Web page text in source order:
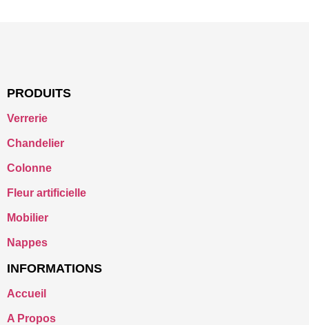
PRODUITS
Verrerie
Chandelier
Colonne
Fleur artificielle
Mobilier
Nappes
INFORMATIONS
Accueil
A Propos